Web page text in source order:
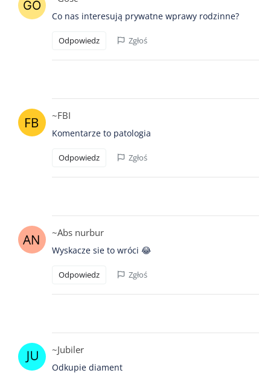
Co nas interesują prywatne wprawy rodzinne?
Odpowiedz Zgłoś
~FBI
Komentarze to patologia
Odpowiedz Zgłoś
~Abs nurbur
Wyskacze sie to wróci 😂
Odpowiedz Zgłoś
~Jubiler
Odkupie diament